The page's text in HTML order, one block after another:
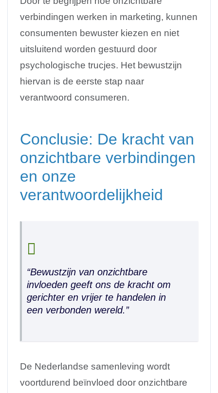
verbindingen werken in marketing, kunnen
consumenten bewuster kiezen en niet
uitsluitend worden gestuurd door
psychologische trucjes. Het bewustzijn
hiervan is de eerste stap naar
verantwoord consumeren.
Conclusie: De kracht van
onzichtbare verbindingen
en onze
verantwoordelijkheid
“Bewustzijn van onzichtbare
invloeden geeft ons de kracht om
gerichter en vrijer te handelen in
een verbonden wereld.”
De Nederlandse samenleving wordt
voortdurend beïnvloed door onzichtbare